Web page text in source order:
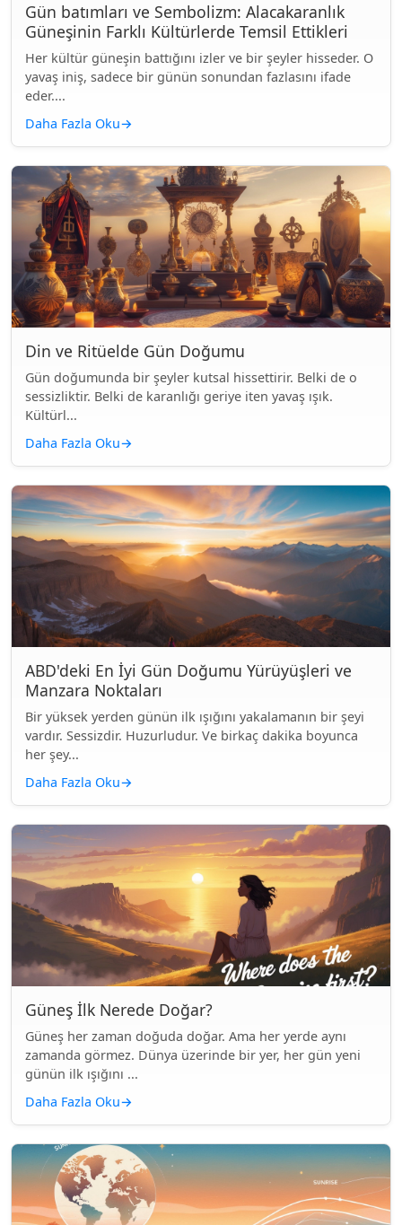
Gün batımları ve Sembolizm: Alacakaranlık
Güneşinin Farklı Kültürlerde Temsil Ettikleri
Her kültür güneşin battığını izler ve bir şeyler hisseder. O
yavaş iniş, sadece bir günün sonundan fazlasını ifade
eder....
Daha Fazla Oku→
Din ve Ritüelde Gün Doğumu
Gün doğumunda bir şeyler kutsal hissettirir. Belki de o
sessizliktir. Belki de karanlığı geriye iten yavaş ışık.
Kültürl...
Daha Fazla Oku→
ABD'deki En İyi Gün Doğumu Yürüyüşleri ve
Manzara Noktaları
Bir yüksek yerden günün ilk ışığını yakalamanın bir şeyi
vardır. Sessizdir. Huzurludur. Ve birkaç dakika boyunca
her şey...
Daha Fazla Oku→
Güneş İlk Nerede Doğar?
Güneş her zaman doğuda doğar. Ama her yerde aynı
zamanda görmez. Dünya üzerinde bir yer, her gün yeni
günün ilk ışığını ...
Daha Fazla Oku→